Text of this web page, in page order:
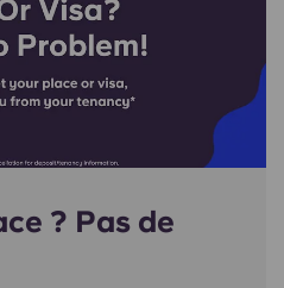
? Pas de